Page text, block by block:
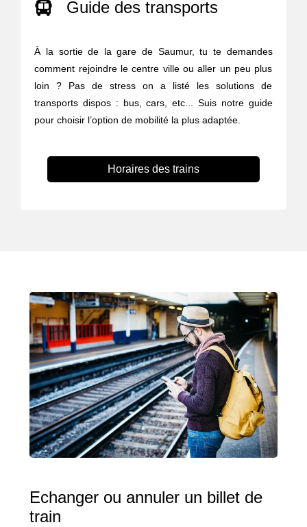
Guide des transports
À la sortie de la gare de Saumur, tu te demandes
comment rejoindre le centre ville ou aller un peu plus
loin ? Pas de stress on a listé les solutions de
transports dispos : bus, cars, etc... Suis notre guide
pour choisir l’option de mobilité la plus adaptée.
Horaires des trains
Echanger ou annuler un billet de
train